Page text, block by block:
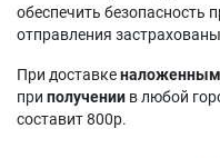
обеспечить безопасность
отправления
При доставке
при получении в любой
составит 800р.